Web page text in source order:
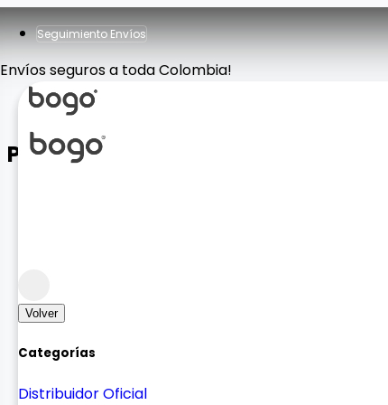
Seguimiento Envíos
Envíos seguros a toda Colombia!
Volver
Categorías
Distribuidor Oficial
PARLANTE T8